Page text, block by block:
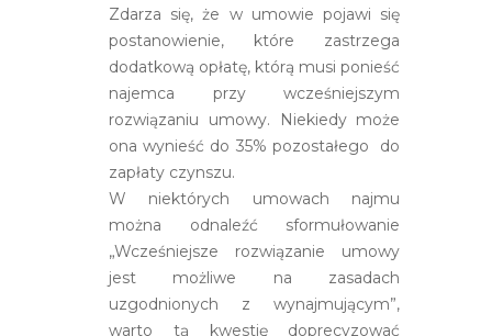
Zdarza się, że w umowie pojawi się
postanowienie, które zastrzega
dodatkową opłatę, którą musi ponieść
najemca przy wcześniejszym
rozwiązaniu umowy. Niekiedy może
ona wynieść do 35% pozostałego do
zapłaty czynszu.
W niektórych umowach najmu
można odnaleźć sformułowanie
„Wcześniejsze rozwiązanie umowy
jest możliwe na zasadach
uzgodnionych z wynajmującym”,
warto tą kwestię doprecyzować